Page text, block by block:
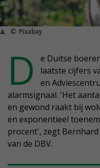
© Pixabay
D
e Duitse
laatste cijfers
en
alarmsignaal. 'Het
en gewond raakt bij
en exponentieel
procent', zegt
van de DBV.